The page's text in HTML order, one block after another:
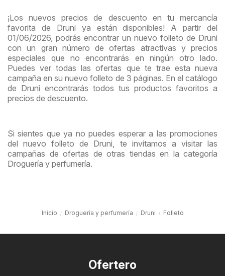
¡Los nuevos precios de descuento en tu mercancía
favorita de Druni ya están disponibles! A partir del
01/06/2026, podrás encontrar un nuevo folleto de Druni
con un gran número de ofertas atractivas y precios
especiales que no encontrarás en ningún otro lado.
Puedes ver todas las ofertas que te trae esta nueva
campaña en su nuevo folleto de 3 páginas. En el catálogo
de Druni encontrarás todos tus productos favoritos a
precios de descuento.
Si sientes que ya no puedes esperar a las promociones
del nuevo folleto de Druni, te invitamos a visitar las
campañas de ofertas de otras tiendas en la categoría
Droguería y perfumería.
Inicio Droguería y perfumería Druni Folleto
Ofertero